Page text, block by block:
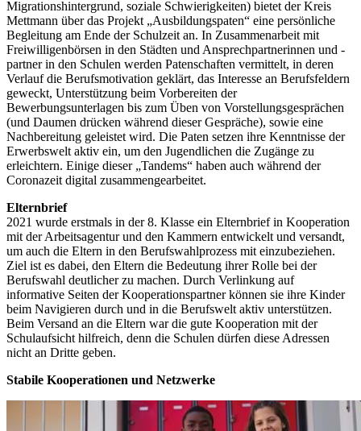
Migrationshintergrund, soziale Schwierigkeiten) bietet der Kreis
Mettmann über das Projekt „Ausbildungspaten“ eine persönliche
Begleitung am Ende der Schulzeit an. In Zusammenarbeit mit
Freiwilligenbörsen in den Städten und Ansprechpartnerinnen und -
partner in den Schulen werden Patenschaften vermittelt, in deren
Verlauf die Berufsmotivation geklärt, das Interesse an Berufsfeldern
geweckt, Unterstützung beim Vorbereiten der
Bewerbungsunterlagen bis zum Üben von Vorstellungsgesprächen
(und Daumen drücken während dieser Gespräche), sowie eine
Nachbereitung geleistet wird. Die Paten setzen ihre Kenntnisse der
Erwerbswelt aktiv ein, um den Jugendlichen die Zugänge zu
erleichtern. Einige dieser „Tandems“ haben auch während der
Coronazeit digital zusammengearbeitet.
Elternbrief
2021 wurde erstmals in der 8. Klasse ein Elternbrief in Kooperation
mit der Arbeitsagentur und den Kammern entwickelt und versandt,
um auch die Eltern in den Berufswahlprozess mit einzubeziehen.
Ziel ist es dabei, den Eltern die Bedeutung ihrer Rolle bei der
Berufswahl deutlicher zu machen. Durch Verlinkung auf
informative Seiten der Kooperationspartner können sie ihre Kinder
beim Navigieren durch und in die Berufswelt aktiv unterstützen.
Beim Versand an die Eltern war die gute Kooperation mit der
Schulaufsicht hilfreich, denn die Schulen dürfen diese Adressen
nicht an Dritte geben.
Stabile Kooperationen und Netzwerke